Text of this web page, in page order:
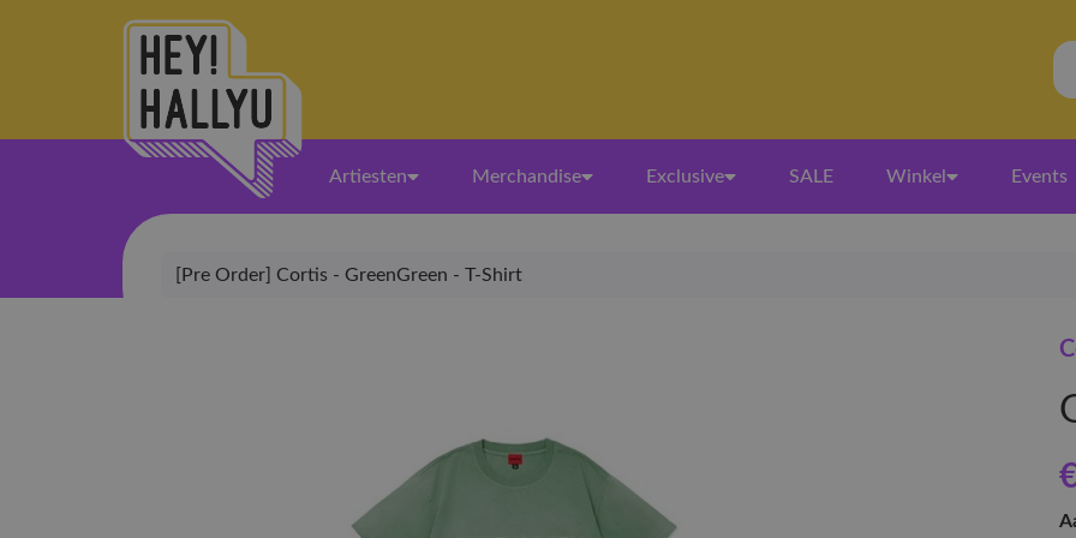
Artiesten Merchandise Exclusive SALE Winkel Events
[Pre Order] Cortis - GreenGreen - T-Shirt